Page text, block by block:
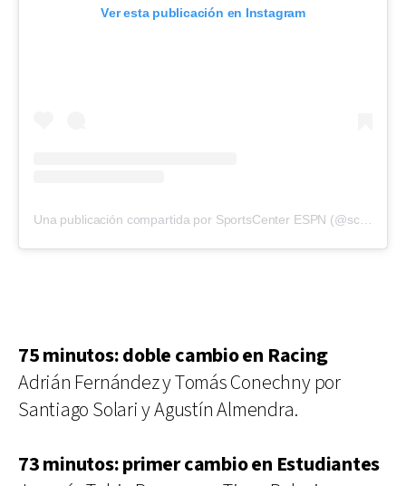
Ver esta publicación en Instagram
Una publicación compartida por SportsCenter ESPN (@scespn)
75 minutos: doble cambio en Racing
Adrián Fernández y Tomás Conechny por
Santiago Solari y Agustín Almendra.
73 minutos: primer cambio en Estudiantes